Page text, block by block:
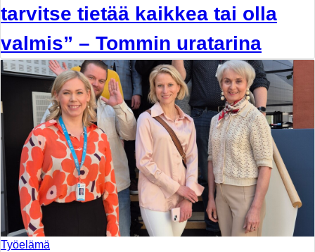
tarvitse tietää kaikkea tai olla
valmis” – Tommin uratarina
Työelämä